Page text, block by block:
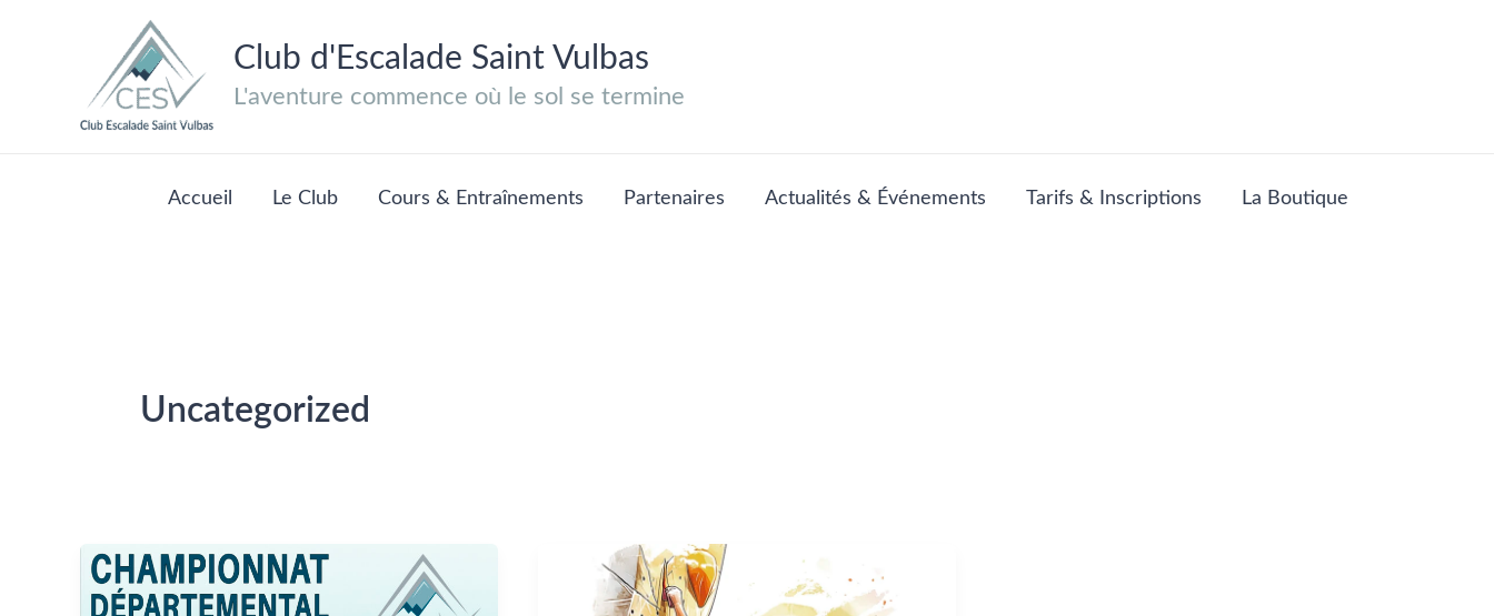
Club d'Escalade Saint Vulbas
L'aventure commence où le sol se termine
Accueil Le Club Cours & Entraînements Partenaires Actualités & Événements Tarifs & Inscriptions La Boutique
Uncategorized